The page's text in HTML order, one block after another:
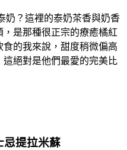
奶？這裡的泰奶茶香與奶香
，是那種很正宗的療癒橘紅
的我來說，甜度稍微偏高
絕對是他們最愛的完美比
忌提拉米蘇